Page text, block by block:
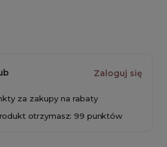
Zaloguj się
za zakupy na rabaty
otrzymasz: 99 punktów